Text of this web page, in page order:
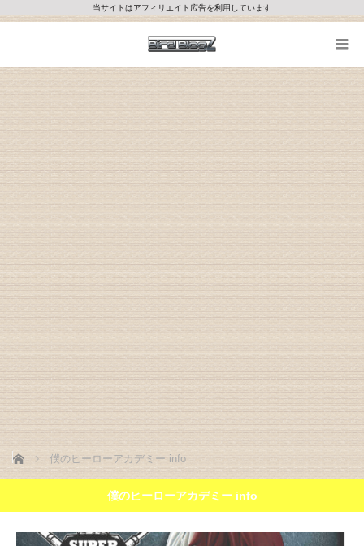
当サイトはアフィリエイト広告を利用しています
ホーム 僕のヒーローアカデミー info
僕のヒーローアカデミー info